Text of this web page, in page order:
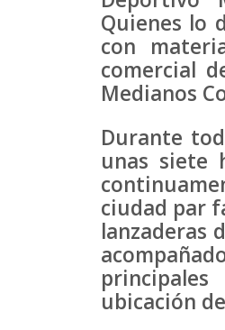
Quienes lo
con
comercial
Medianos
Durante
unas siete
ciudad par
lanzaderas
ubicación